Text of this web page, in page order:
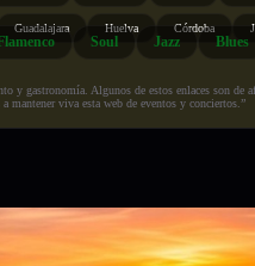
Guadalajara Huelva Córdoba
Soul Jazz Blues
gastronomía. Algunos de estos enlaces son
a mantener viva esta web de eventos y conciertos.”